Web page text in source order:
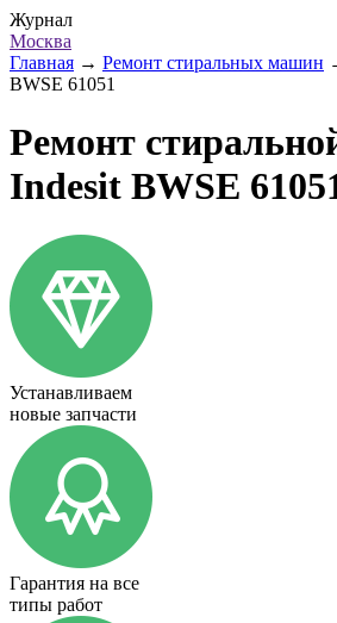
Журнал
Москва
Главная → Ремонт стиральных машин
BWSE 61051
Ремонт
Indesit BWSE
Устанавливаем
новые запчасти
Гарантия на все
типы работ